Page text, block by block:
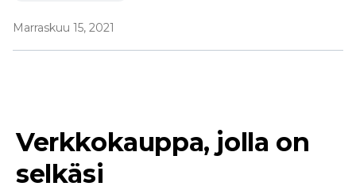
Marraskuu 15, 2021
Verkkokauppa, jolla on
selkäsi